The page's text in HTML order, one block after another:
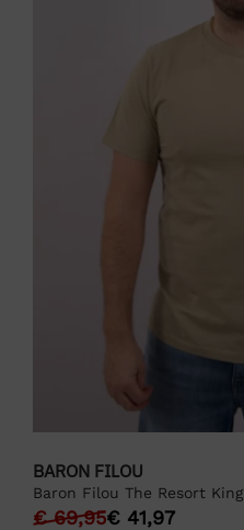
BARON FILOU
Baron Filou The Resort King
€69,95€ 41,97